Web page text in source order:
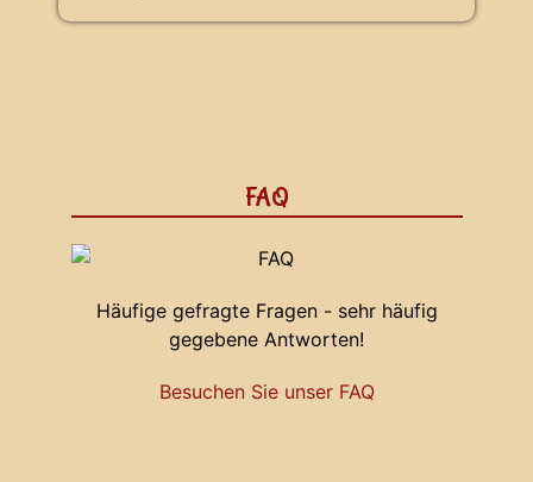
FAQ
Häufige gefragte Fragen - sehr häufig
gegebene Antworten!
Besuchen Sie unser FAQ